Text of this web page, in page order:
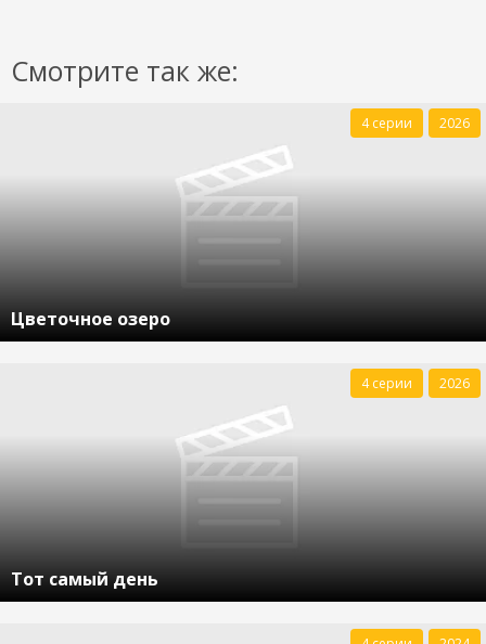
Смотрите так же:
Цветочное озеро
4 серии 2026
Тот самый день
4 серии 2026